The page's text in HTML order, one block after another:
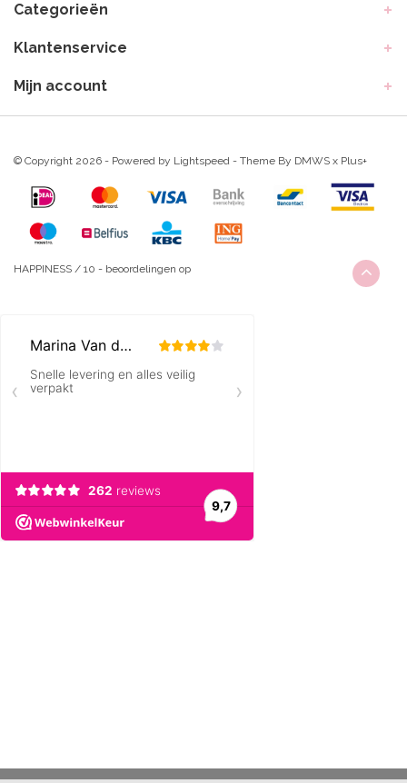
Categorieën
Klantenservice
Mijn account
© Copyright 2026 - Powered by Lightspeed - Theme By DMWS x Plus+
HAPPINESS / 10 - beoordelingen op